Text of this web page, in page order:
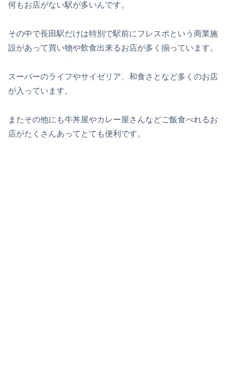
何もお店がない駅が多いんです。
その中で長田駅だけは特別で駅前にフレスポという商業施
設があって買い物や飲食出来るお店が多く揃っています。
スーパーのライフやサイゼリア、和食さとなど多くのお店
が入っています。
またその他にも牛丼屋やカレー屋さんなどご飯食べれるお
店がたくさんあってとても便利です。